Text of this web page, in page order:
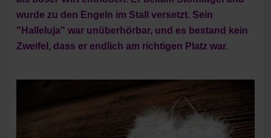
wurde zu den Engeln im Stall versetzt. Sein
"Halleluja" war unüberhörbar, und es bestand kein
Zweifel, dass er endlich am richtigen Platz war.